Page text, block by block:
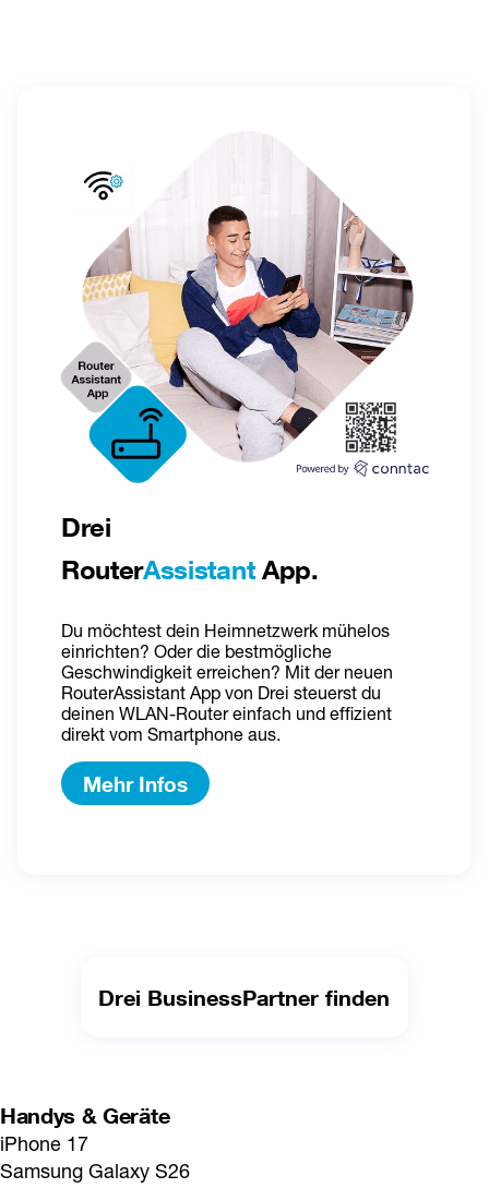
Drei
RouterAssistant App.
Du möchtest dein Heimnetzwerk mühelos
einrichten? Oder die bestmögliche
Geschwindigkeit erreichen? Mit der neuen
RouterAssistant App von Drei steuerst du
deinen WLAN-Router einfach und effizient
direkt vom Smartphone aus.
Mehr Infos
Drei BusinessPartner finden
Handys & Geräte
iPhone 17
Samsung Galaxy S26